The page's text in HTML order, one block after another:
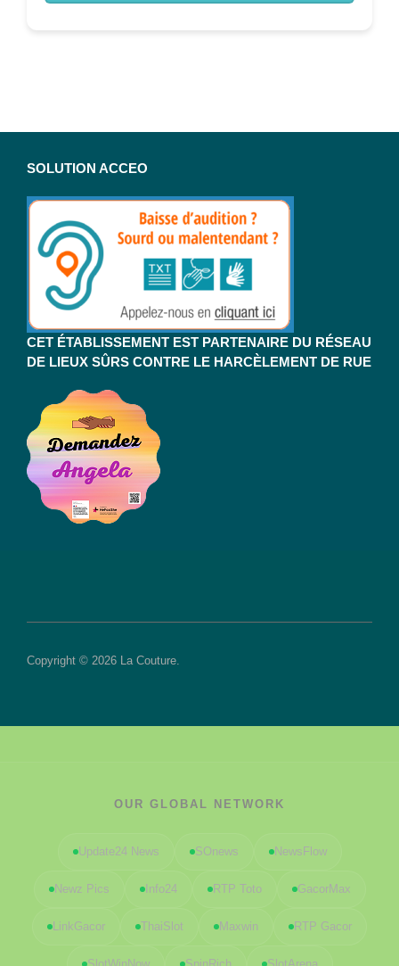
SOLUTION ACCEO
CET ÉTABLISSEMENT EST PARTENAIRE DU RÉSEAU
DE LIEUX SÛRS CONTRE LE HARCÈLEMENT DE RUE
Copyright © 2026 La Couture.
OUR GLOBAL NETWORK
Update24 News SOnews NewsFlow
Newz Pics Info24 RTP Toto GacorMax
LinkGacor ThaiSlot Maxwin RTP Gacor